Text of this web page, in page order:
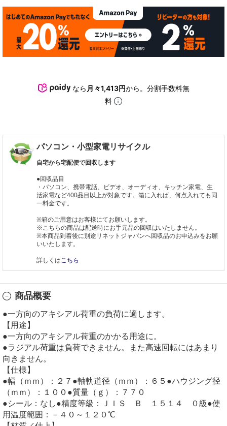
なら 月々1,413円から。分割手数料無
料
パソコン・小型家電リサイクル
自宅から宅配便で回収します
●回収品目
・パソコン、携帯電話、ビデオ、オーディオ、キッチン家電、生
活家電など400品目以上が対象です。箱に入れば、何点入れても同
一料金です。
※箱のご用意はお客様にてお願いします。
※こちらの商品は配送時にお手元品の回収はいたしません。
※本商品到着後に別途リネットジャパンへ回収品のお申込みをお願
いいたします。
詳しくはこちら
商品概要
●一方向のアキシアル荷重の負荷に適します。
【用途】
●一方向のアキシアル荷重のかかる用途に。
●ラジアル荷重は負荷できません。また高速回転にはあまり
向きません。
【仕様】
●幅（ｍｍ）：２７●軸軌道径（ｍｍ）：６５●ハウジング径
（ｍｍ）：１００●質量（ｇ）：７７０
●シール：なし●精度等級：ＪＩＳ Ｂ １５１４ ０級●使
用温度範囲：－４０～１２０℃